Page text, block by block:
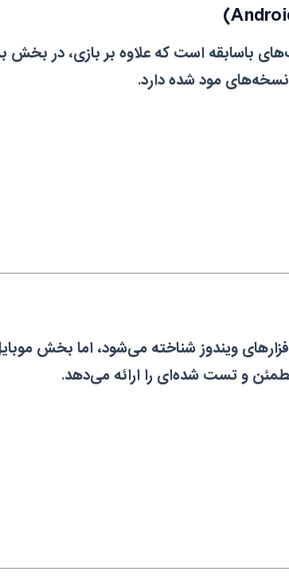
باسابقه است که علاوه بر بازی، در بخش
نسخه‌های مود شده دارد.
با نرم‌افزارهای ویندوز شناخته می‌شود، اما بخش
و تست شده‌ای را ارائه می‌دهد.